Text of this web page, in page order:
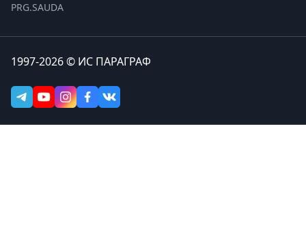
PRG.SAUDA
1997-2026 © ИС ПАРАГРАФ